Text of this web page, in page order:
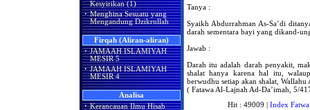
Kesyirikan (1)
· Menghina Sesuatu yang
Mengandung Dzikrullah
Firqah (Aliran-aliran)
· JAMAAH ISLAMIYAH
MESIR 5
· JAMAAH ISLAMIYAH
MESIR 4
Analisa
· Kerancauan Ilmu Hisab
Tanya :
Syaikh Abdurrahman As-Sa’di
darah sementara bayi yang dikand-
Jawab :
Darah itu adalah darah penyakit,
shalat hanya karena hal itu,
berwudhu setiap akan shalat, Wallahu
( Fatawa Al-Lajnah Ad-Da’imah, 5/
Hit : 49009 | Index Fatwa